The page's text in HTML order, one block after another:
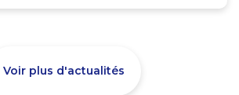
Voir plus d'actualités